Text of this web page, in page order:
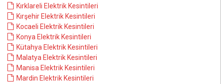
Kırklareli Elektrik Kesintileri
Kırşehir Elektrik Kesintileri
Kocaeli Elektrik Kesintileri
Konya Elektrik Kesintileri
Kütahya Elektrik Kesintileri
Malatya Elektrik Kesintileri
Manisa Elektrik Kesintileri
Mardin Elektrik Kesintileri